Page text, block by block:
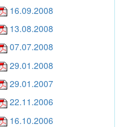
16.09.2008
13.08.2008
07.07.2008
29.01.2008
29.01.2007
22.11.2006
16.10.2006